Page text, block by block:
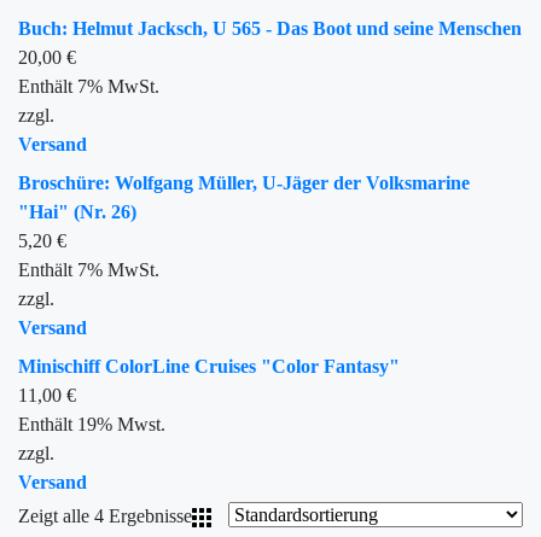
Buch: Helmut Jacksch, U 565 - Das Boot und seine Menschen
20,00 €
Enthält 7% MwSt.
zzgl.
Versand
Broschüre: Wolfgang Müller, U-Jäger der Volksmarine
"Hai" (Nr. 26)
5,20 €
Enthält 7% MwSt.
zzgl.
Versand
Minischiff ColorLine Cruises "Color Fantasy"
11,00 €
Enthält 19% Mwst.
zzgl.
Versand
Zeigt alle 4 Ergebnisse